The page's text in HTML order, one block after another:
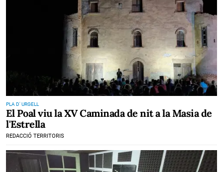
PLA D' URGELL
El Poal viu la XV Caminada de nit a la Masia de
l'Estrella
REDACCIÓ TERRITORIS